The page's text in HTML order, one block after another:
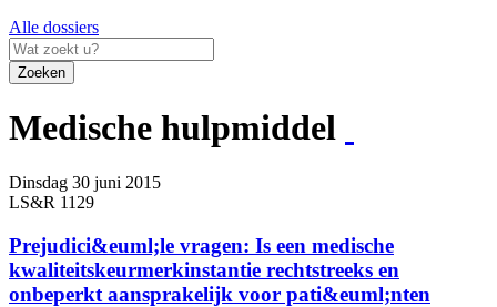
Alle dossiers
Zoeken
Medische hulpmiddel
Dinsdag 30 juni 2015
LS&R 1129
Prejudici&euml;le vragen: Is een medische
kwaliteitskeurmerkinstantie rechtstreeks en
onbeperkt aansprakelijk voor pati&euml;nten